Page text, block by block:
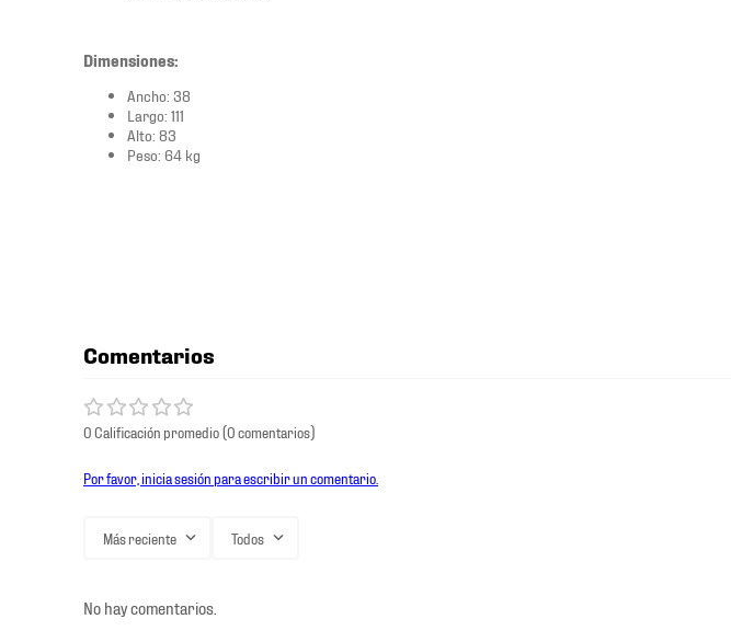
Dimensiones:
Ancho: 38
Largo: 111
Alto: 83
Peso: 64 kg
Comentarios
0 Calificación promedio(0 comentarios)
Por favor, inicia sesión para escribir un comentario.
Más reciente Todos
No hay comentarios.